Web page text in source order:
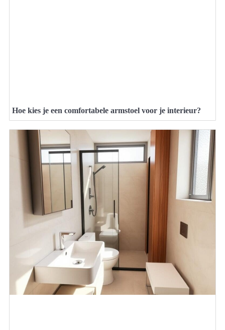
Hoe kies je een comfortabele armstoel voor je interieur?